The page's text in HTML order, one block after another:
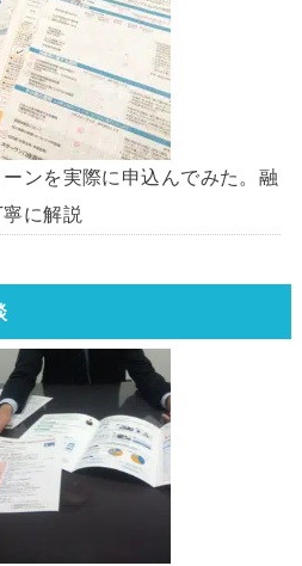
ーンを実際に申込んでみた。融
に解説